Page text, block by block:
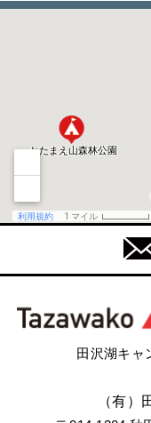
田沢湖キャ
（有）